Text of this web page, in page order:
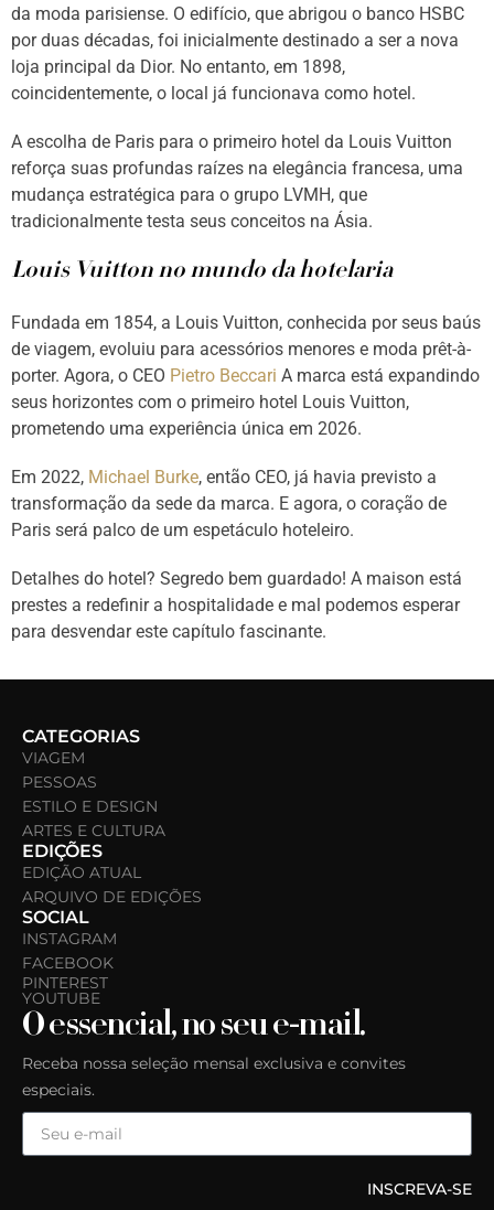
da moda parisiense. O edifício, que abrigou o banco HSBC
por duas décadas, foi inicialmente destinado a ser a nova
loja principal da Dior. No entanto, em 1898,
coincidentemente, o local já funcionava como hotel.
A escolha de Paris para o primeiro hotel da Louis Vuitton
reforça suas profundas raízes na elegância francesa, uma
mudança estratégica para o grupo LVMH, que
tradicionalmente testa seus conceitos na Ásia.
Louis Vuitton no mundo da hotelaria
Fundada em 1854, a Louis Vuitton, conhecida por seus baús
de viagem, evoluiu para acessórios menores e moda prêt-à-
porter. Agora, o CEO Pietro Beccari A marca está expandindo
seus horizontes com o primeiro hotel Louis Vuitton,
prometendo uma experiência única em 2026.
Em 2022, Michael Burke, então CEO, já havia previsto a
transformação da sede da marca. E agora, o coração de
Paris será palco de um espetáculo hoteleiro.
Detalhes do hotel? Segredo bem guardado! A maison está
prestes a redefinir a hospitalidade e mal podemos esperar
para desvendar este capítulo fascinante.
CATEGORIAS
VIAGEM
PESSOAS
ESTILO E DESIGN
ARTES E CULTURA
EDIÇÕES
EDIÇÃO ATUAL
ARQUIVO DE EDIÇÕES
SOCIAL
INSTAGRAM
FACEBOOK
PINTEREST
YOUTUBE
O essencial, no seu e-mail.
Receba nossa seleção mensal exclusiva e convites
especiais.
INSCREVA-SE